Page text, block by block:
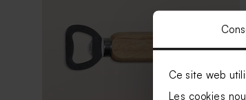
Ce site web
Les cookies